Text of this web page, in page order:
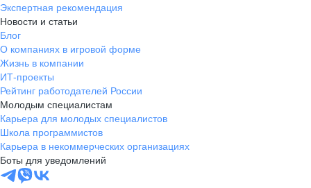
Экспертная рекомендация
Новости и статьи
Блог
О компаниях в игровой форме
Жизнь в компании
ИТ-проекты
Рейтинг работодателей России
Молодым специалистам
Карьера для молодых специалистов
Школа программистов
Карьера в некоммерческих организациях
Боты для уведомлений